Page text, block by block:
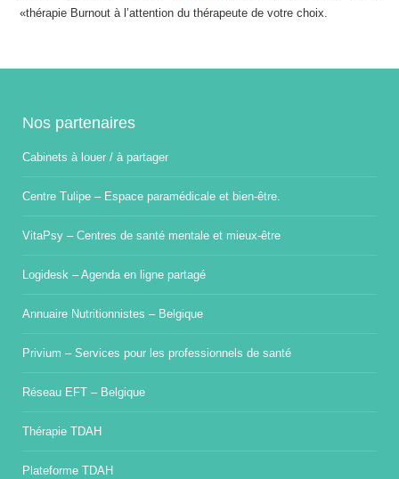
«thérapie Burnout à l’attention du thérapeute de votre choix.
Nos partenaires
Cabinets à louer / à partager
Centre Tulipe – Espace paramédicale et bien-être.
VitaPsy – Centres de santé mentale et mieux-être
Logidesk – Agenda en ligne partagé
Annuaire Nutritionnistes – Belgique
Privium – Services pour les professionnels de santé
Réseau EFT – Belgique
Thérapie TDAH
Plateforme TDAH